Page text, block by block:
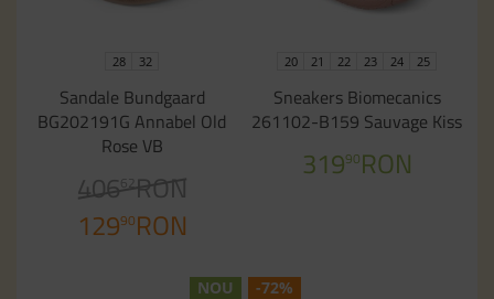
28 32
Sandale Bundgaard
BG202191G Annabel Old
Rose VB
406 62RON
12990RON
20 21 22 23 24 25
Sneakers Biomecanics
261102-B159 Sauvage Kiss
31990RON
NOU
-72%